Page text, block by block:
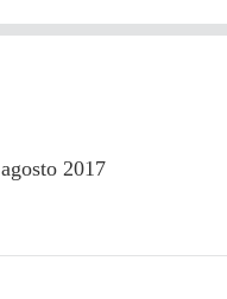
agosto 2017